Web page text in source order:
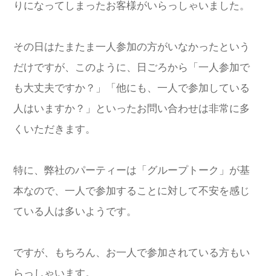
りになってしまったお客様がいらっしゃいました。
その日はたまたま一人参加の方がいなかったという
だけですが、このように、日ごろから「一人参加で
も大丈夫ですか？」「他にも、一人で参加している
人はいますか？」といったお問い合わせは非常に多
くいただきます。
特に、弊社のパーティーは「グループトーク」が基
本なので、一人で参加することに対して不安を感じ
ている人は多いようです。
ですが、もちろん、お一人で参加されている方もい
らっしゃいます。